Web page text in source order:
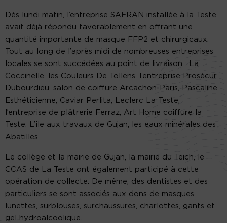
Dès lundi matin, l’entreprise SAFRAN installée à la Teste
avait déjà répondu favorablement en offrant une
quantité importante de masque FFP2 et chirurgicaux.
Tout au long de l’après midi de nombreuses entreprises
locales se sont succédées au point de livraison : La
Coccinelle, les Couleurs De Tollens, l’entreprise Prosécur,
Dubourdieu, salon de coiffure Arcachon-Paris, Pascaline
Esthéticienne, Caviar Perlita, Leclerc La Teste,
l’entreprise de plâtrerie Ferraz, Art Home coiffure la
Teste, L’île aux travaux de Gujan, les eaux minérales des
Abatilles…
Le collège et la mairie de Gujan, la mairie du Teich, le
CCAS de La Teste ont également participé à cette
opération de collecte. De même, des dentistes et des
particuliers se sont associés aux dons de masques,
lunettes, surblouses, surchaussures, charlottes, gants et
gel hydroalcoolique.